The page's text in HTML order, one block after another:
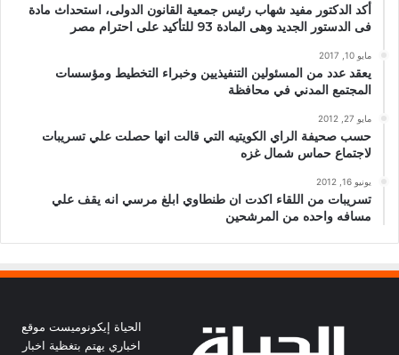
أكد الدكتور مفيد شهاب رئيس جمعية القانون الدولى، استحداث مادة
فى الدستور الجديد وهى المادة 93 للتأكيد على احترام مصر
مايو 10, 2017
يعقد عدد من المسئولين التنفيذيين وخبراء التخطيط ومؤسسات
المجتمع المدني في محافظة
مايو 27, 2012
حسب صحيفة الراي الكويتيه التي قالت انها حصلت علي تسريبات
لاجتماع حماس شمال غزه
يونيو 16, 2012
تسريبات من اللقاء اكدت ان طنطاوي ابلغ مرسي انه يقف علي
مسافه واحده من المرشحين
الحياة إيكونوميست موقع
اخباري يهتم بتغظية اخبار